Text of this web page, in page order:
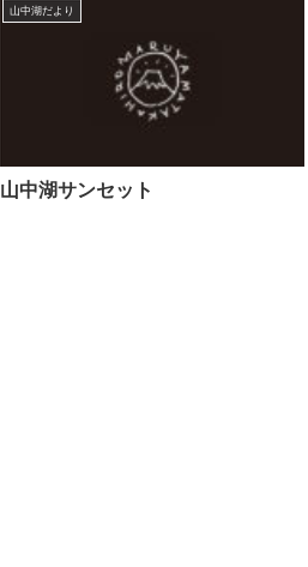
は、利用者さんの安全確保のために、駐
車場から情報創造館に至る通路を砕氷。
日中の気温が高い時間帯...
山中湖だより
山中湖サンセット